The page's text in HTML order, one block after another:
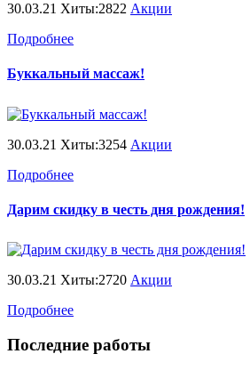
30.03.21 Хиты:2822 Акции
Подробнее
Буккальный массаж!
30.03.21 Хиты:3254 Акции
Подробнее
Дарим скидку в честь дня рождения!
30.03.21 Хиты:2720 Акции
Подробнее
Последние работы